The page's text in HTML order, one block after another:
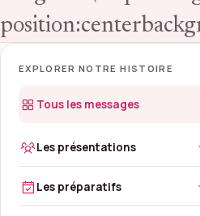
EXPLORER NOTRE HISTOIRE
Tous les messages
Les présentations
Les préparatifs